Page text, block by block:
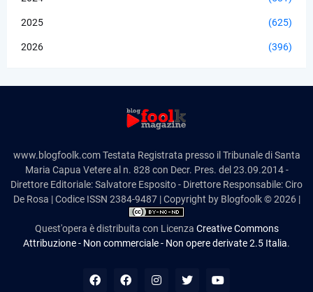
2025 (625)
2026 (396)
www.blogfoolk.com Testata Registrata presso il Tribunale di Santa
Maria Capua Vetere al n. 828 con Decr. Pres. del 23.09.2014 -
Direttore Editoriale: Salvatore Esposito - Direttore Responsabile: Ciro
De Rosa | Codice ISSN 2384-9487 | Copyright by Blogfoolk © 2026 |
Quest'opera è distribuita con Licenza Creative Commons
Attribuzione - Non commerciale - Non opere derivate 2.5 Italia.